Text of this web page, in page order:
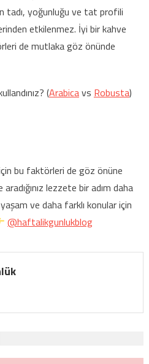
tadı, yoğunluğu ve tat profili
etkilenmez. İyi bir kahve
de mutlaka göz önünde
(Arabicavs Robusta)
bu faktörleri de göz önüne
lezzete bir adım daha
ve daha farklı konular için
@haftalikgunlukblog